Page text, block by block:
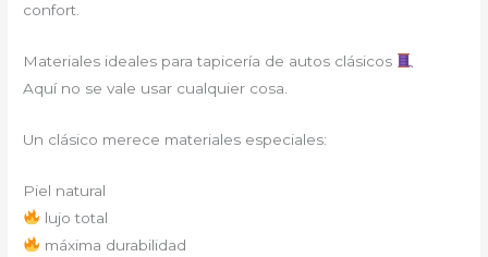
confort.
Materiales ideales para tapicería de autos clásicos
Aquí no se vale usar cualquier cosa.
Un clásico merece materiales especiales:
Piel natural
lujo total
máxima durabilidad